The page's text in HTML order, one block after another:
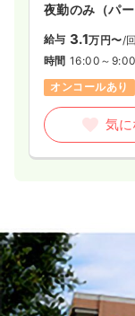
夜勤のみ（パー
給与 3.1万円〜/回
時間 16:00～9:00
オンコールあり
気に